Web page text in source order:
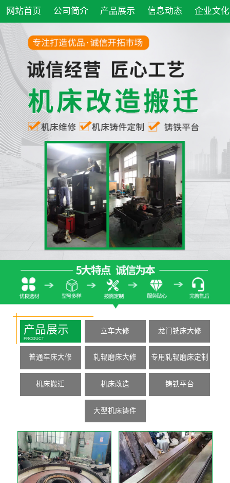
网站首页 公司简介 产品展示 信息动态 企业文化
产品展示
PRODUCT
立车大修 龙门铣床大修
普通车床大修 轧辊磨床大修 专用轧辊磨床定制
机床搬迁 机床改造 铸铁平台
大型机床铸件